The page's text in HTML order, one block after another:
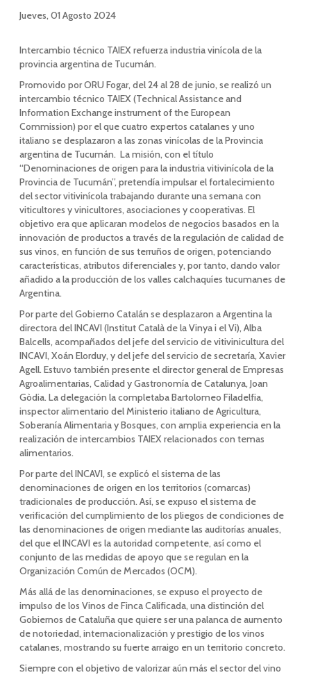
Jueves, 01 Agosto 2024
Intercambio técnico TAIEX refuerza industria vinícola de la
provincia argentina de Tucumán.
Promovido por ORU Fogar, del 24 al 28 de junio, se realizó un
intercambio técnico TAIEX (Technical Assistance and
Information Exchange instrument of the European
Commission) por el que cuatro expertos catalanes y uno
italiano se desplazaron a las zonas vinícolas de la Provincia
argentina de Tucumán. La misión, con el título
“Denominaciones de origen para la industria vitivinícola de la
Provincia de Tucumán”, pretendía impulsar el fortalecimiento
del sector vitivinícola trabajando durante una semana con
viticultores y vinicultores, asociaciones y cooperativas. El
objetivo era que aplicaran modelos de negocios basados en la
innovación de productos a través de la regulación de calidad de
sus vinos, en función de sus terruños de origen, potenciando
características, atributos diferenciales y, por tanto, dando valor
añadido a la producción de los valles calchaquíes tucumanes de
Argentina.
Por parte del Gobierno Catalán se desplazaron a Argentina la
directora del INCAVI (Institut Català de la Vinya i el Vi), Alba
Balcells, acompañados del jefe del servicio de vitivinicultura del
INCAVI, Xoán Elorduy, y del jefe del servicio de secretaría, Xavier
Agell. Estuvo también presente el director general de Empresas
Agroalimentarias, Calidad y Gastronomía de Catalunya, Joan
Gòdia. La delegación la completaba Bartolomeo Filadelfia,
inspector alimentario del Ministerio italiano de Agricultura,
Soberanía Alimentaria y Bosques, con amplia experiencia en la
realización de intercambios TAIEX relacionados con temas
alimentarios.
Por parte del INCAVI, se explicó el sistema de las
denominaciones de origen en los territorios (comarcas)
tradicionales de producción. Así, se expuso el sistema de
verificación del cumplimiento de los pliegos de condiciones de
las denominaciones de origen mediante las auditorías anuales,
del que el INCAVI es la autoridad competente, así como el
conjunto de las medidas de apoyo que se regulan en la
Organización Común de Mercados (OCM).
Más allá de las denominaciones, se expuso el proyecto de
impulso de los Vinos de Finca Calificada, una distinción del
Gobiernos de Cataluña que quiere ser una palanca de aumento
de notoriedad, internacionalización y prestigio de los vinos
catalanes, mostrando su fuerte arraigo en un territorio concreto.
Siempre con el objetivo de valorizar aún más el sector del vino